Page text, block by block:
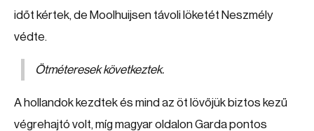
időt kértek, de Moolhuijsen távoli löketét Neszmély
védte.
Ötméteresek következtek.
A hollandok kezdtek és mind az öt lövőjük biztos kezű
végrehajtó volt, míg magyar oldalon Garda pontos